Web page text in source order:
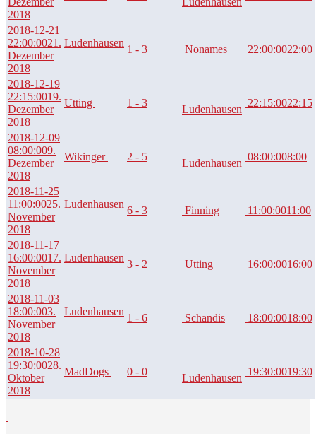
2018
2018-12-21
22:00:0021.
Dezember
2018
Ludenhausen
1 - 3 Nonames 22:00:0022:00
2018-12-19
22:15:0019.
Dezember
2018
Utting 1 - 3
Ludenhausen
22:15:0022:15
2018-12-09
08:00:009.
Dezember
2018
Wikinger 2 - 5
Ludenhausen
08:00:008:00
2018-11-25
11:00:0025.
November
2018
Ludenhausen
6 - 3 Finning 11:00:0011:00
2018-11-17
16:00:0017.
November
2018
Ludenhausen
3 - 2 Utting 16:00:0016:00
2018-11-03
18:00:003.
November
2018
Ludenhausen
1 - 6 Schandis 18:00:0018:00
2018-10-28
19:30:0028.
Oktober
2018
MadDogs 0 - 0
Ludenhausen
19:30:0019:30